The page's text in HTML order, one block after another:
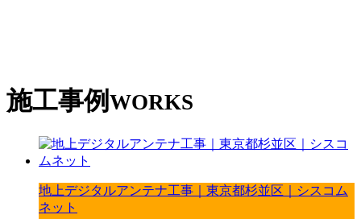
施工事例 WORKS
地上デジタルアンテナ工事｜東京都杉並区｜シスコム
ネット